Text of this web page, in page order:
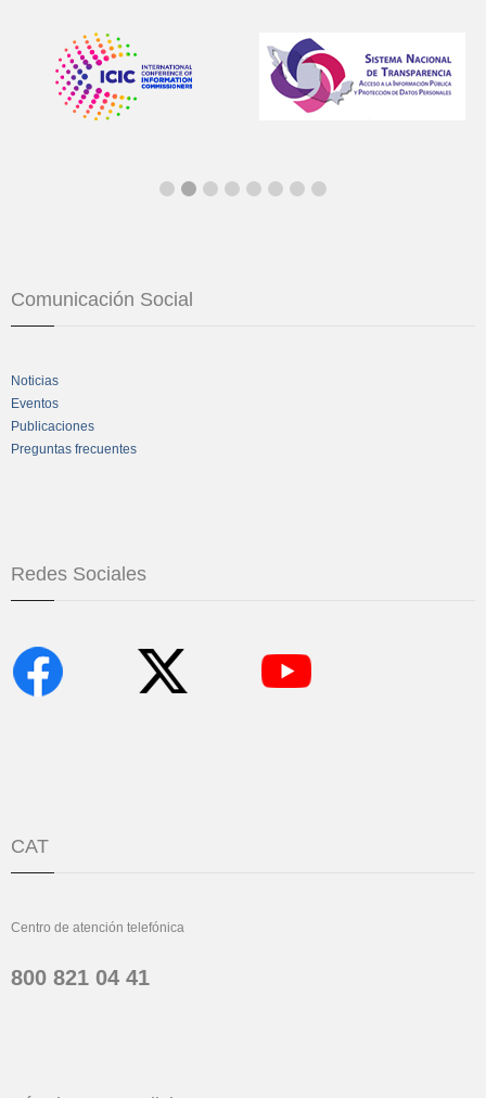
Comunicación Social
Noticias
Eventos
Publicaciones
Preguntas frecuentes
Redes Sociales
CAT
Centro de atención telefónica
800 821 04 41